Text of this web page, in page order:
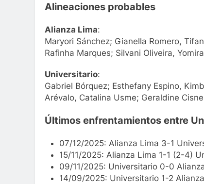
Alineaciones probables
Alianza Lima:
Maryori Sánchez; Gianella Romero,
Rafinha Marques; Silvani Oliveira,
Universitario:
Gabriel Bórquez; Esthefany Espino,
Arévalo, Catalina Usme; Geraldine
Últimos enfrentamientos entre
07/12/2025: Alianza Lima 3-1
15/11/2025: Alianza Lima 1-1 (2-4)
09/11/2025: Universitario 0-0
14/09/2025: Universitario 1-2